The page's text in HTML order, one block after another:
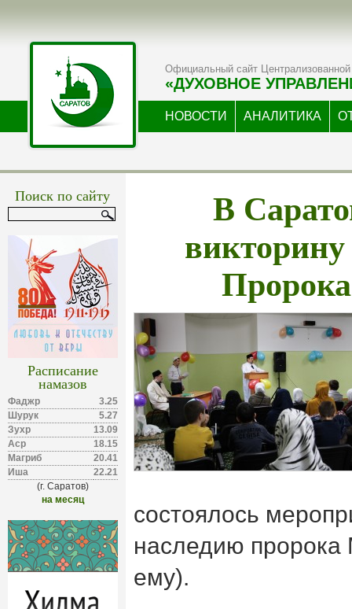
Официальный сайт Централизованной
«ДУХОВНОЕ
НОВОСТИ АНАЛИТИКА
Поиск по сайту
Расписание
намазов
Фаджр
3.25
Шурук
5.27
Зухр
13.09
Аср
18.15
Магриб
20.41
Иша
22.21
(г. Саратов)
на месяц
В
состоялось
наследию
ему).